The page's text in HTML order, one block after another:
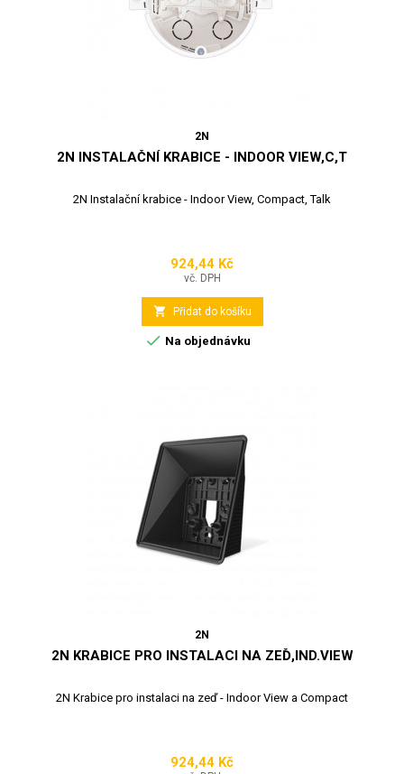
2N
2N INSTALAČNÍ KRABICE - INDOOR VIEW,C,T
2N Instalační krabice - Indoor View, Compact, Talk
Cena
924,44 Kč
vč. DPH
 Přidat do košíku
 Na objednávku
2N
2N KRABICE PRO INSTALACI NA ZEĎ,IND.VIEW
2N Krabice pro instalaci na zeď - Indoor View a Compact
Cena
924,44 Kč